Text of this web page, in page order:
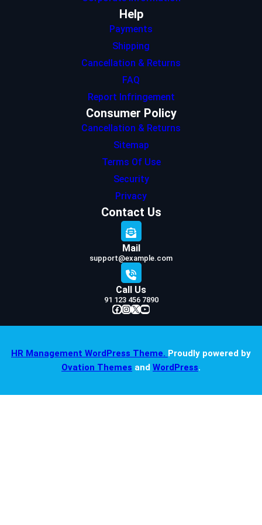
Help
Payments
Shipping
Cancellation & Returns
FAQ
Report Infringement
Consumer Policy
Cancellation & Returns
Sitemap
Terms Of Use
Security
Privacy
Contact Us
Mail
support@example.com
Call Us
91 123 456 7890
Facebook InstagramX YouTube
HR Management WordPress Theme. Proudly powered by
Ovation Themes and WordPress.